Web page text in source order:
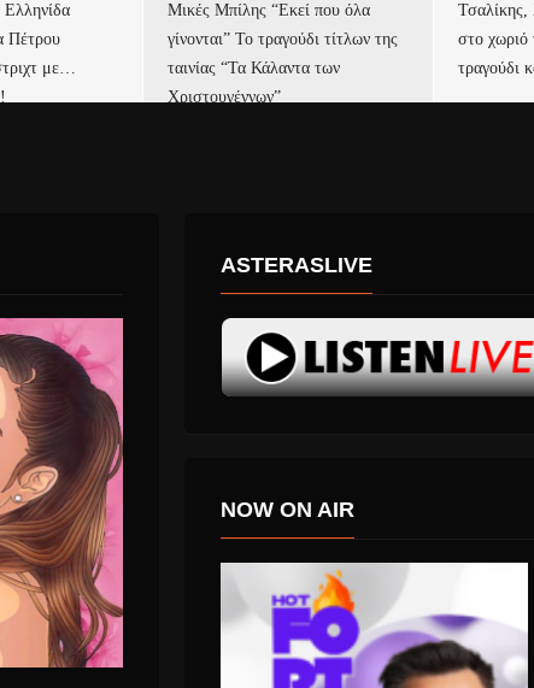
Ελληνίδα
Πέτρου
με…
Μικές Μπίλης “Εκεί που όλα
γίνονται” Το τραγούδι τίτλων της
ταινίας “Τα Κάλαντα των
Χριστουγέννων”
Τσαλίκης,
στο χωριό
τραγούδι
ASTERASLIVE
NOW ON AIR